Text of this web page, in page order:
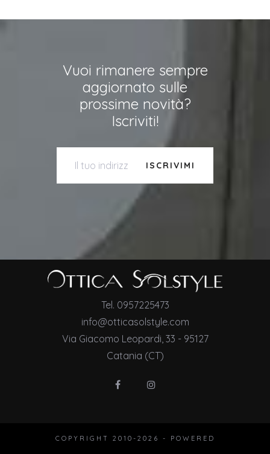
Vuoi rimanere sempre
aggiornato sulle
prossime novità?
Iscriviti!
ISCRIVIMI
Tel. 0957225473
info@otticasolstyle.com
Via Giacomo Leopardi, 33 - 95127
Catania (CT)
COPYRIGHT 2010- 2026 - POWERED